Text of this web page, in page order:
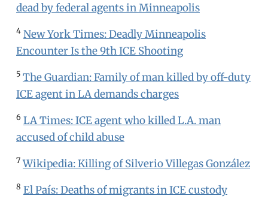
dead by federal agents in Minneapolis
4 New York Times: Deadly Minneapolis
Encounter Is the 9th ICE Shooting
5 The Guardian: Family of man killed by off-duty
ICE agent in LA demands charges
6 LA Times: ICE agent who killed L.A. man
accused of child abuse
7 Wikipedia: Killing of Silverio Villegas González
8 El País: Deaths of migrants in ICE custody